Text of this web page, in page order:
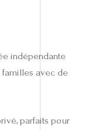
indépendante
avec de
parfaits pour